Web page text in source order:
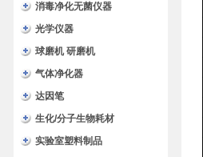
消毒净化无菌仪器
光学仪器
球磨机 研磨机
气体净化器
达因笔
生化/分子生物耗材
实验室塑料制品